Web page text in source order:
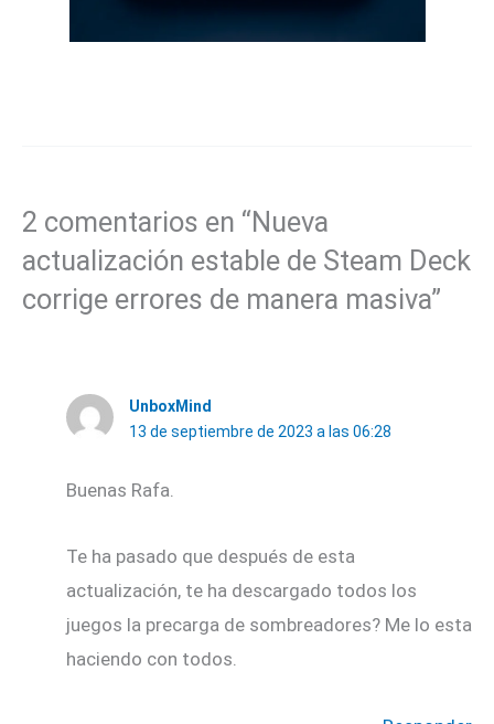
2 comentarios en “Nueva
actualización estable de Steam Deck
corrige errores de manera masiva”
UnboxMind
13 de septiembre de 2023 a las 06:28
Buenas Rafa.
Te ha pasado que después de esta
actualización, te ha descargado todos los
juegos la precarga de sombreadores? Me lo esta
haciendo con todos.